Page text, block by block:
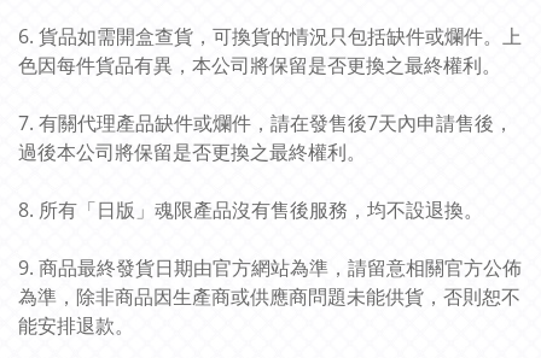
6. 貨品如需開盒查貨，可換貨的情況只包括缺件或爛件。上
色因每件貨品有異，本公司將保留是否更換之最終權利。
7. 有關代理產品缺件或爛件，請在發售後7天內申請售後，
過後本公司將保留是否更換之最終權利。
8. 所有「日版」魂限產品沒有售後服務，均不設退換。
9. 商品最終發貨日期由官方網站為準，請留意相關官方公佈
為準，除非商品因生產商或供應商問題未能供貨，否則恕不
能安排退款。